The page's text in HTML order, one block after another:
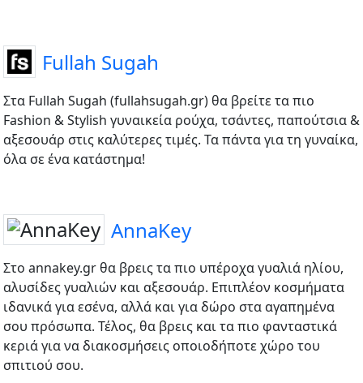
Fullah Sugah
Στα Fullah Sugah (fullahsugah.gr) θα βρείτε τα πιο
Fashion & Stylish γυναικεία ρούχα, τσάντες, παπούτσια &
αξεσουάρ στις καλύτερες τιμές. Τα πάντα για τη γυναίκα,
όλα σε ένα κατάστημα!
AnnaKey
Στο annakey.gr θα βρεις τα πιο υπέροχα γυαλιά ηλίου,
αλυσίδες γυαλιών και αξεσουάρ. Επιπλέον κοσμήματα
ιδανικά για εσένα, αλλά και για δώρο στα αγαπημένα
σου πρόσωπα. Τέλος, θα βρεις και τα πιο φανταστικά
κεριά για να διακοσμήσεις οποιοδήποτε χώρο του
σπιτιού σου.